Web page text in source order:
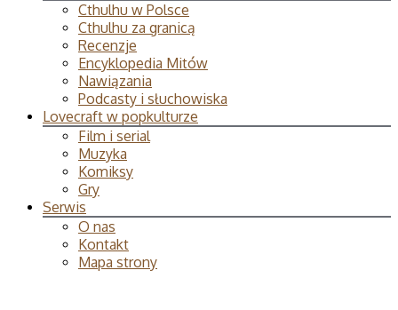
Cthulhu w Polsce
Cthulhu za granicą
Recenzje
Encyklopedia Mitów
Nawiązania
Podcasty i słuchowiska
Lovecraft w popkulturze
Film i serial
Muzyka
Komiksy
Gry
Serwis
O nas
Kontakt
Mapa strony